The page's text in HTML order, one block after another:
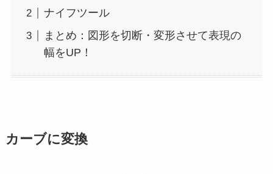
ナイフツール
まとめ：図形を切断・変形させて表現の
幅をUP！
カーブに変換